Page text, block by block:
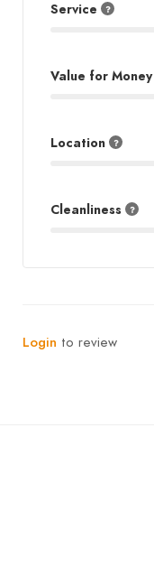
Service
Value for Money
Location
Cleanliness
Login to review